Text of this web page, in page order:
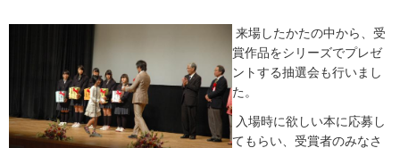
来場したかたの中から、受
賞作品をシリーズでプレゼ
ントする抽選会も行いまし
た。
入場時に欲しい本に応募し
てもらい、受賞者のみなさ